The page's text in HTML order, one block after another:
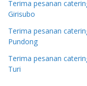
Terima pesanan
Girisubo
Terima pesanan
Pundong
Terima pesanan
Turi